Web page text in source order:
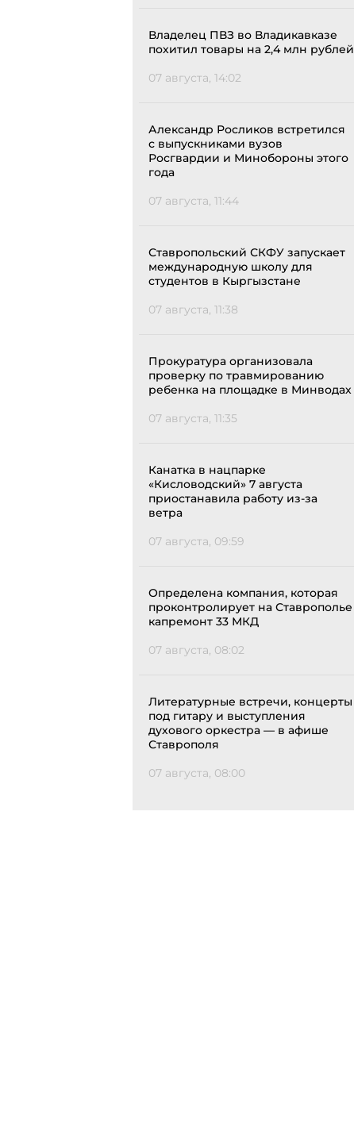
Владелец ПВЗ во Владикавказе
похитил товары на 2,4 млн рублей
07 августа, 14:02
Александр Росликов встретился
с выпускниками вузов
Росгвардии и Минобороны этого
года
07 августа, 11:44
Ставропольский СКФУ запускает
международную школу для
студентов в Кыргызстане
07 августа, 11:38
Прокуратура организовала
проверку по травмированию
ребенка на площадке в Минводах
07 августа, 11:35
Канатка в нацпарке
«Кисловодский» 7 августа
приостанавила работу из-за
ветра
07 августа, 09:59
Определена компания, которая
проконтролирует на Ставрополье
капремонт 33 МКД
07 августа, 08:02
Литературные встречи, концерты
под гитару и выступления
духового оркестра — в афише
Ставрополя
07 августа, 08:00